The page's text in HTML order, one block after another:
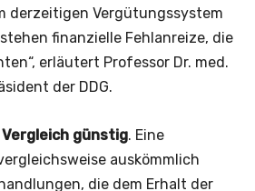
derzeitigen Vergütungssystem
finanzielle Fehlanreize, die
erläutert Professor Dr. med.
der DDG.
günstig. Eine
auskömmlich
die dem Erhalt der